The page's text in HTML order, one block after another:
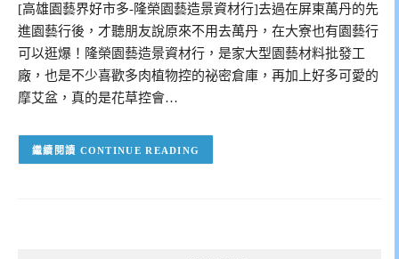
[高雄園藝界好市多-隆榮園藝造景資材行]去過在屏東萬丹的先
進園藝行後，才聽朋友說原來不用去萬丹，在大寮也有園藝行
可以逛爆！隆榮園藝造景資材行，是家大型園藝材料批發工
廠，也是不少喜歡多肉植物控的祕密倉庫，再加上好多可愛的
摩艾盆，真的是花草控會…
CONTINUE READING